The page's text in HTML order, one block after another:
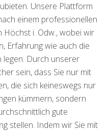
Unsere Plattform
einem professionellen
Höchst i. Odw., wobei wir
Erfahrung wie auch die
Durch unserer
sein, dass Sie nur mit
die sich keineswegs nur
kümmern, sondern
gute
stellen. Indem wir Sie mit